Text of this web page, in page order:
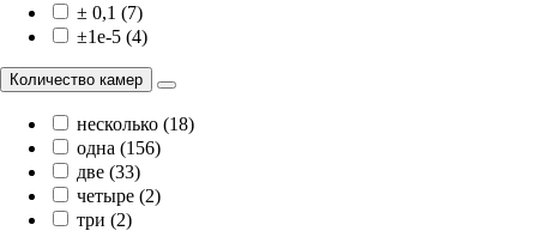
± 0,1 (7)
±1e-5 (4)
Количество камер
несколько (18)
одна (156)
две (33)
четыре (2)
три (2)